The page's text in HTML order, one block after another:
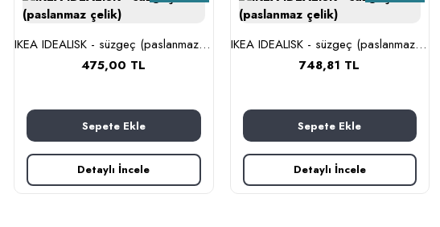
IKEA IDEALISK - süzgeç (paslanmaz çelik)
475,00 TL
Sepete Ekle
Detaylı İncele
IKEA IDEALISK - süzgeç (paslanmaz çelik)
748,81 TL
Sepete Ekle
Detaylı İncele